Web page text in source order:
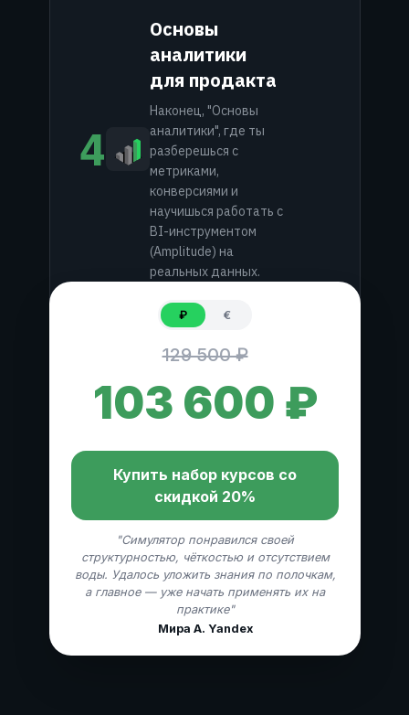
4
Наконец, "Основы
аналитики", где ты
разберешься с
метриками,
конверсиями и
научишься работать с
BI-инструментом
(Amplitude) на
реальных данных.
Основы
аналитики
для продакта
₽ €
129 500 ₽
103 600 ₽
Купить набор курсов со
скидкой 20%
"Симулятор понравился своей
структурностью, чёткостью и отсутствием
воды. Удалось уложить знания по полочкам,
а главное — уже начать применять их на
практике"
Мира А. Yandex